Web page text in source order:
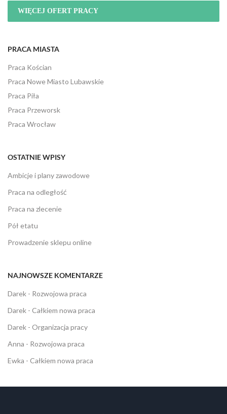
WIĘCEJ OFERT PRACY
PRACA MIASTA
Praca Kościan
Praca Nowe Miasto Lubawskie
Praca Piła
Praca Przeworsk
Praca Wrocław
OSTATNIE WPISY
Ambicje i plany zawodowe
Praca na odległość
Praca na zlecenie
Pół etatu
Prowadzenie sklepu online
NAJNOWSZE KOMENTARZE
Darek - Rozwojowa praca
Darek - Całkiem nowa praca
Darek - Organizacja pracy
Anna - Rozwojowa praca
Ewka - Całkiem nowa praca